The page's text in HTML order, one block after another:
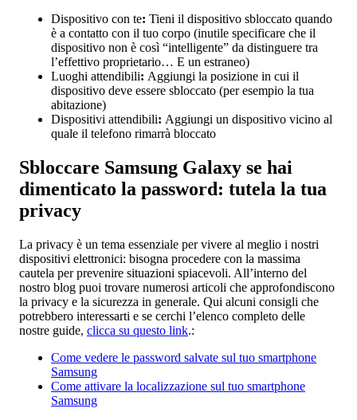
Dispositivo con te: Tieni il dispositivo sbloccato quando
è a contatto con il tuo corpo (inutile specificare che il
dispositivo non è così “intelligente” da distinguere tra
l’effettivo proprietario… E un estraneo)
Luoghi attendibili: Aggiungi la posizione in cui il
dispositivo deve essere sbloccato (per esempio la tua
abitazione)
Dispositivi attendibili: Aggiungi un dispositivo vicino al
quale il telefono rimarrà bloccato
Sbloccare Samsung Galaxy se hai
dimenticato la password: tutela la tua
privacy
La privacy è un tema essenziale per vivere al meglio i nostri
dispositivi elettronici: bisogna procedere con la massima
cautela per prevenire situazioni spiacevoli. All’interno del
nostro blog puoi trovare numerosi articoli che approfondiscono
la privacy e la sicurezza in generale. Qui alcuni consigli che
potrebbero interessarti e se cerchi l’elenco completo delle
nostre guide, clicca su questo link.:
Come vedere le password salvate sul tuo smartphone
Samsung
Come attivare la localizzazione sul tuo smartphone
Samsung